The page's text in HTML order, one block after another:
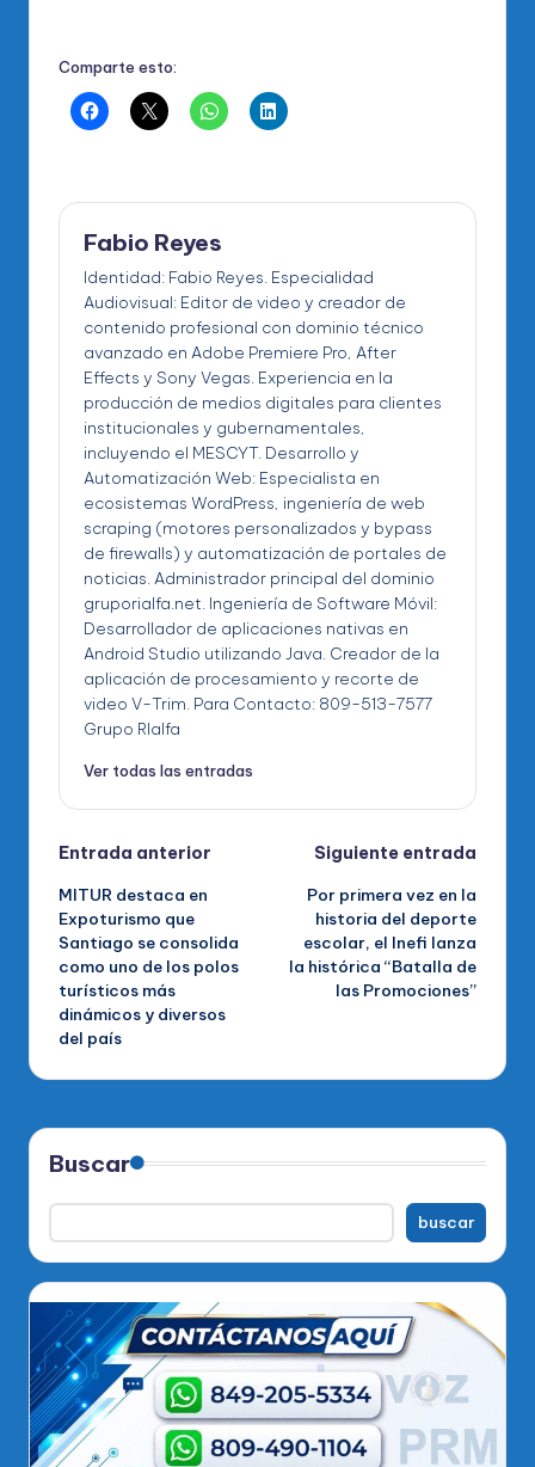
Comparte esto:
Fabio Reyes
Identidad: Fabio Reyes. Especialidad
Audiovisual: Editor de video y creador de
contenido profesional con dominio técnico
avanzado en Adobe Premiere Pro, After
Effects y Sony Vegas. Experiencia en la
producción de medios digitales para clientes
institucionales y gubernamentales,
incluyendo el MESCYT. Desarrollo y
Automatización Web: Especialista en
ecosistemas WordPress, ingeniería de web
scraping (motores personalizados y bypass
de firewalls) y automatización de portales de
noticias. Administrador principal del dominio
gruporialfa.net. Ingeniería de Software Móvil:
Desarrollador de aplicaciones nativas en
Android Studio utilizando Java. Creador de la
aplicación de procesamiento y recorte de
video V-Trim. Para Contacto: 809-513-7577
Grupo RIalfa
Ver todas las entradas
Navegación
de
entradas
Entrada anterior
MITUR destaca en
Expoturismo que
Santiago se consolida
como uno de los polos
turísticos más
dinámicos y diversos
del país
Siguiente entrada
Por primera vez en la
historia del deporte
escolar, el Inefi lanza
la histórica “Batalla de
las Promociones”
Buscar
buscar